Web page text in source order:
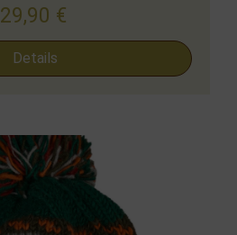
29,90 €
Details